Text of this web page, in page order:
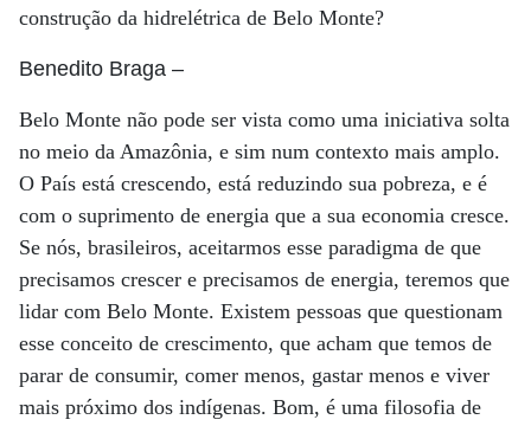
construção da hidrelétrica de Belo Monte?
Benedito Braga –
Belo Monte não pode ser vista como uma iniciativa solta
no meio da Amazônia, e sim num contexto mais amplo.
O País está crescendo, está reduzindo sua pobreza, e é
com o suprimento de energia que a sua economia cresce.
Se nós, brasileiros, aceitarmos esse paradigma de que
precisamos crescer e precisamos de energia, teremos que
lidar com Belo Monte. Existem pessoas que questionam
esse conceito de crescimento, que acham que temos de
parar de consumir, comer menos, gastar menos e viver
mais próximo dos indígenas. Bom, é uma filosofia de